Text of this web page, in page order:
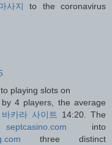
사지
to the coronavirus
playing slots on
4 players, the average
바카라 사이트 14:20. The
septcasino.com into
three distinct